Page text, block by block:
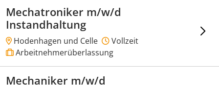
Mechatroniker m/w/d
Instandhaltung
Hodenhagen und Celle
Vollzeit
Arbeitnehmerüberlassung
Mechaniker m/w/d